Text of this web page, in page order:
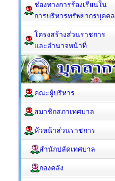
ช่องทางการร้องเรียนใน
การบริหารทรัพยากรบุคคล
โครงสร้างส่วนราชการ
และอำนาจหน้าที่
คณะผู้บริหาร
สมาชิกสภาเทศบาล
หัวหน้าส่วนราชการ
สำนักปลัดเทศบาล
กองคลัง